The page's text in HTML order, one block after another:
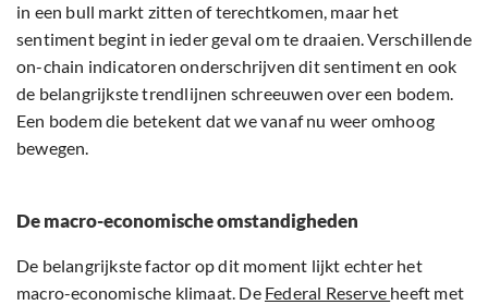
in een bull markt zitten of terechtkomen, maar het
sentiment begint in ieder geval om te draaien. Verschillende
on-chain indicatoren onderschrijven dit sentiment en ook
de belangrijkste trendlijnen schreeuwen over een bodem.
Een bodem die betekent dat we vanaf nu weer omhoog
bewegen.
De macro-economische omstandigheden
De belangrijkste factor op dit moment lijkt echter het
macro-economische klimaat. De Federal Reserve heeft met